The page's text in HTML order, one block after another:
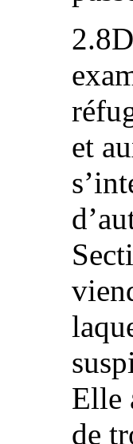
et
Elle
de